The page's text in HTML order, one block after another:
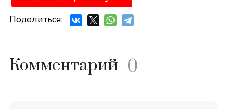
Поделиться:
Комментарий 0